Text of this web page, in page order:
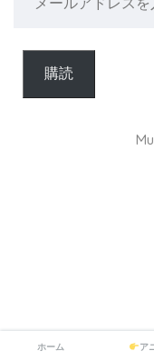
購読
ホーム ア